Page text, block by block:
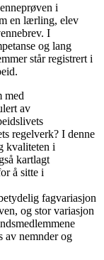
i
en lærling, elev
I
og lang
står registrert i
med
av
regelverk? I denne
kvaliteten i
kartlagt
å sitte i
fagvariasjon
og stor variasjon
av nemnder og